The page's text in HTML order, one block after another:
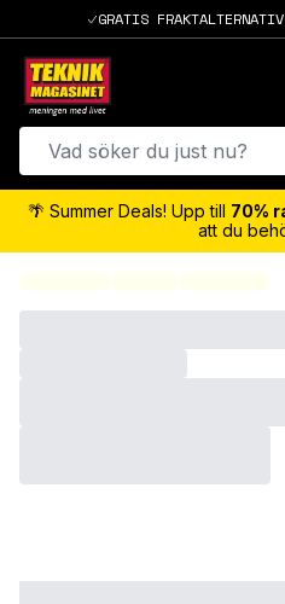
GRATIS FRAKTALTERNATIV
🌴 Summer Deals! Upp till 70%
att du